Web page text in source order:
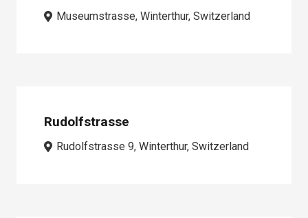
Museumstrasse, Winterthur, Switzerland
Rudolfstrasse
Rudolfstrasse 9, Winterthur, Switzerland